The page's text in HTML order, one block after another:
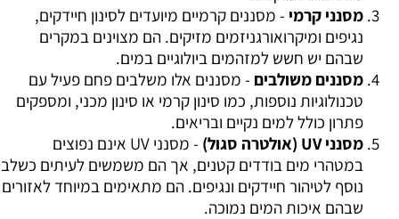
מסנני קרמי - מסננים קרמיים מיועדים לסינון חיידקים,
נגיפים ומיקרואורגניזמים מזיקים. הם מצוינים במקרים
שבהם יש חשש למזהמים ביולוגיים במים.
מסננים משולבים - מסננים אלו משלבים פחם פעיל עם
טכנולוגיות נוספות, כמו סינון קרמי או סינון מכני, ומספקים
פתרון כולל למים נקיים ובריאים.
מסנני UV (אולטרה סגול)
- מסנני UV אינם נפוצים
במטהרי מים בודדים קטנים, אך הם משמשים לעיתים כשלב
נוסף לטיהור חיידקים ונגיפים. הם מתאימים במיוחד לאזורים
שבהם איכות המים נמוכה.